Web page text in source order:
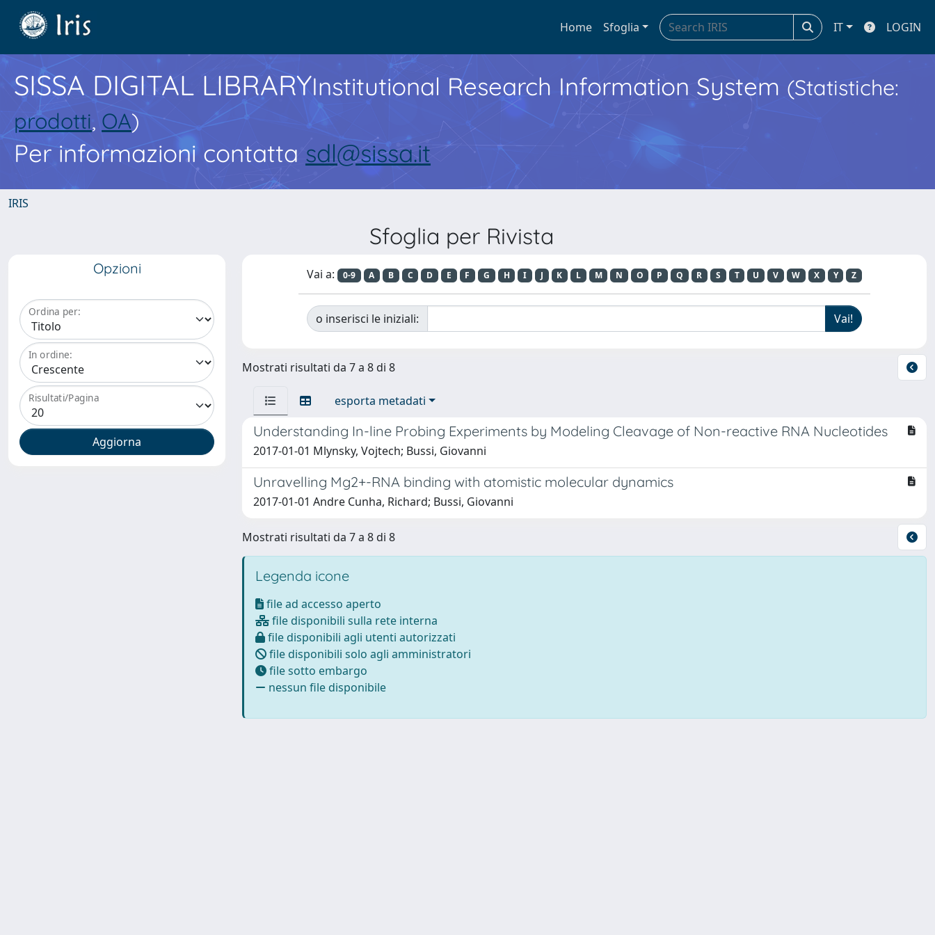
Home Sfoglia IT LOGIN
SISSA DIGITAL LIBRARYInstitutional Research Information System (Statistiche:
prodotti, OA)
Per informazioni contatta sdl@sissa.it
IRIS
Sfoglia per Rivista
Opzioni
Ordina per:
In ordine:
Risultati/Pagina
Vai a: 0-9 A B C D E F G H I J K L M N O P Q R S T U V W X Y Z
o inserisci le iniziali:
Mostrati risultati da 7 a 8 di 8
esporta metadati
Understanding In-line Probing Experiments by Modeling Cleavage of Non-reactive RNA Nucleotides
2017-01-01 Mlynsky, Vojtech; Bussi, Giovanni
Unravelling Mg2+-RNA binding with atomistic molecular dynamics
2017-01-01 Andre Cunha, Richard; Bussi, Giovanni
Mostrati risultati da 7 a 8 di 8
Legenda icone
file ad accesso aperto
file disponibili sulla rete interna
file disponibili agli utenti autorizzati
file disponibili solo agli amministratori
file sotto embargo
nessun file disponibile